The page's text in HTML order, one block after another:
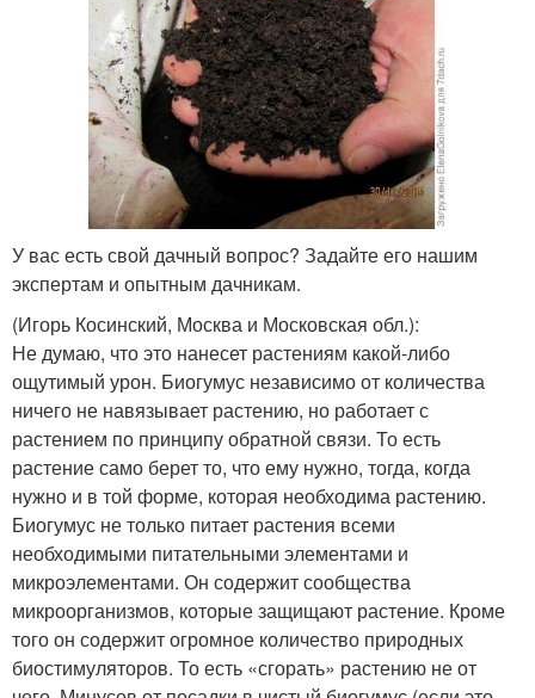
У вас есть свой дачный вопрос? Задайте его нашим
экспертам и опытным дачникам.
(Игорь Косинский, Москва и Московская обл.):
Не думаю, что это нанесет растениям какой-либо
ощутимый урон. Биогумус независимо от количества
ничего не навязывает растению, но работает с
растением по принципу обратной связи. То есть
растение само берет то, что ему нужно, тогда, когда
нужно и в той форме, которая необходима растению.
Биогумус не только питает растения всеми
необходимыми питательными элементами и
микроэлементами. Он содержит сообщества
микроорганизмов, которые защищают растение. Кроме
того он содержит огромное количество природных
биостимуляторов. То есть «сгорать» растению не от